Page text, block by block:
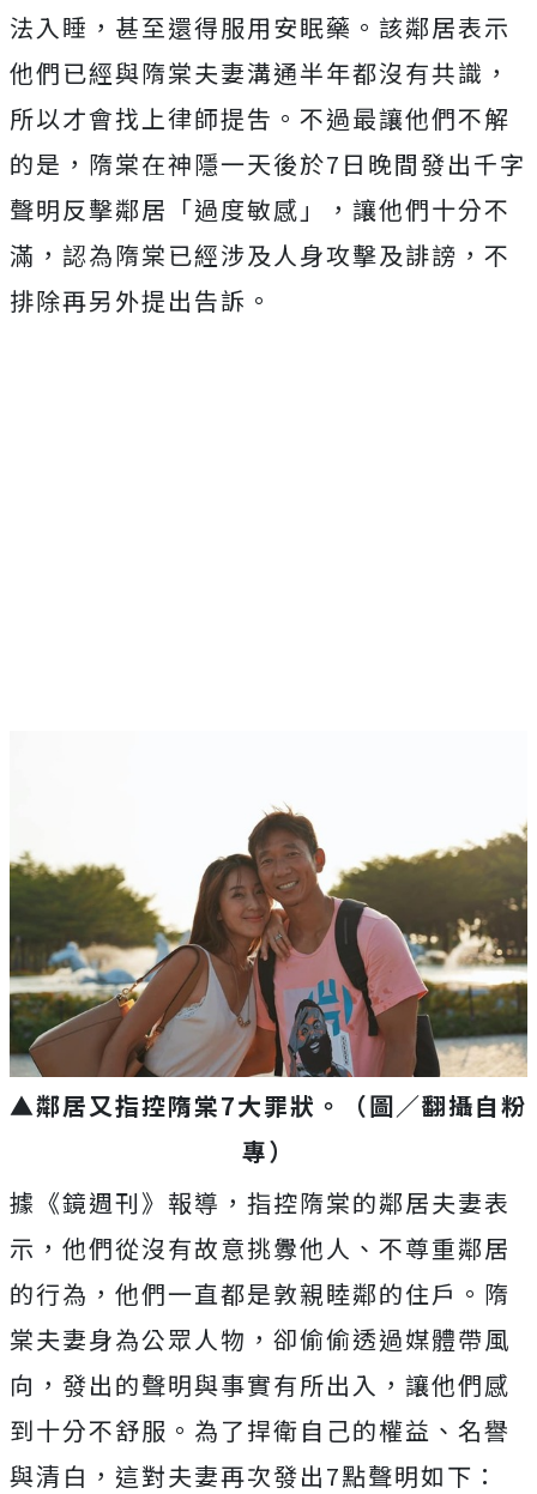
法入睡，甚至還得服用安眠藥。該鄰居表示
他們已經與隋棠夫妻溝通半年都沒有共識，
所以才會找上律師提吿。不過最讓他們不解
的是，隋棠在神隱一天後於7日晚間發出千字
聲明反擊鄰居「過度敏感」，讓他們十分不
滿，認為隋棠已經涉及人身攻擊及誹謗，不
排除再另外提出告訴。
▲鄰居又指控隋棠7大罪狀。（圖／翻攝自粉
專）
據《鏡週刊》報導，指控隋棠的鄰居夫妻表
示，他們從沒有故意挑釁他人、不尊重鄰居
的行為，他們一直都是敦親睦鄰的住戶。隋
棠夫妻身為公眾人物，卻偷偷透過媒體帶風
向，發出的聲明與事實有所出入，讓他們感
到十分不舒服。為了捍衛自己的權益、名譽
與清白，這對夫妻再次發出7點聲明如下：